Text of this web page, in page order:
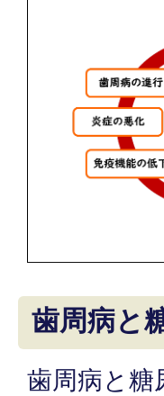
歯周病と
歯周病と糖